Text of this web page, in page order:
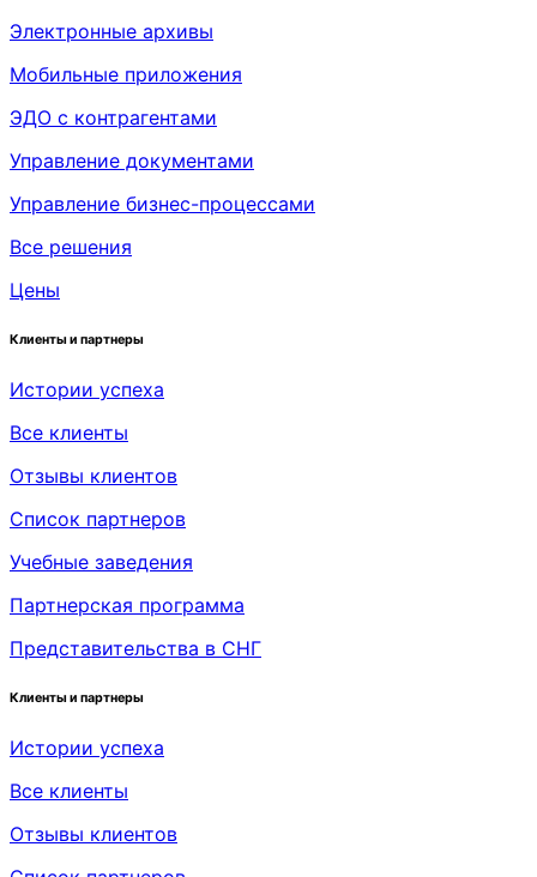
Электронные архивы
Мобильные приложения
ЭДО с контрагентами
Управление документами
Управление бизнес-процессами
Все решения
Цены
Клиенты и партнеры
Истории успеха
Все клиенты
Отзывы клиентов
Список партнеров
Учебные заведения
Партнерская программа
Представительства в СНГ
Клиенты и партнеры
Истории успеха
Все клиенты
Отзывы клиентов